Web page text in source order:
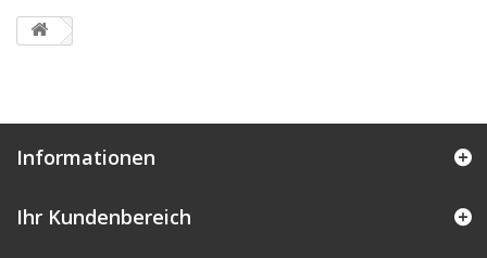
Informationen
Ihr Kundenbereich